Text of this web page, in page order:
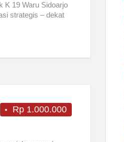
K 19 Waru Sidoarjo
strategis – dekat
Rp 1.000.000